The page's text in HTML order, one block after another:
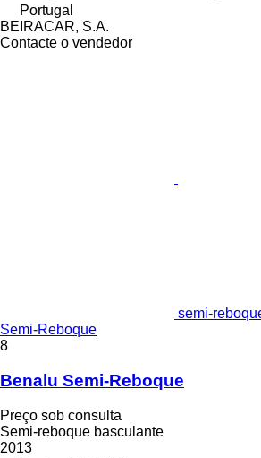
Portugal
BEIRACAR, S.A.
Contacte o vendedor
semi-
Semi-Reboque
8
Benalu Semi-Reboque
Preço sob consulta
Semi-reboque basculante
2013